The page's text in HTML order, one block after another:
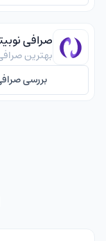
صرافی
بهترین
بررسی